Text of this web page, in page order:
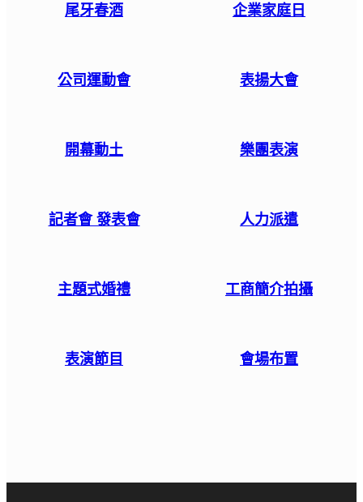
尾牙春酒 企業家庭日
公司運動會 表揚大會
開幕動土 樂團表演
記者會 發表會 人力派遣
主題式婚禮 工商簡介拍攝
表演節目 會場布置